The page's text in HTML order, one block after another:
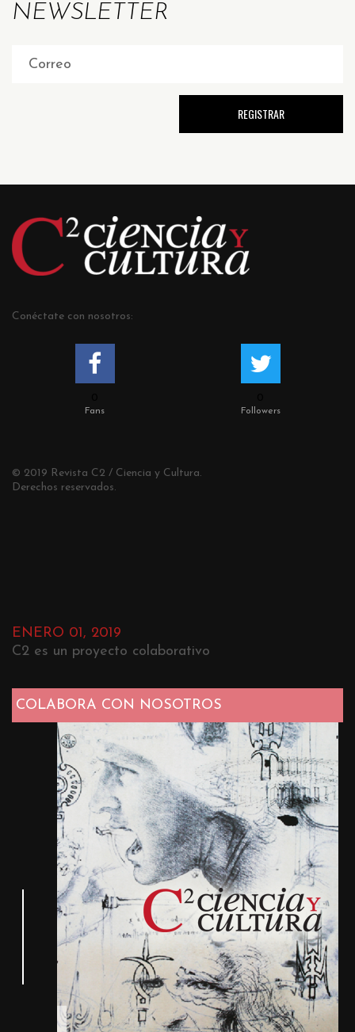
NEWSLETTER
Conéctate con nosotros:
Fans Followers
© 2019 Revista C2 / Ciencia y Cultura.
Derechos reservados.
ENERO 01, 2019
C2 es un proyecto colaborativo
COLABORA CON NOSOTROS